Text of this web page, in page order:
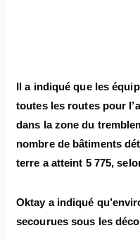
Il a indiqué que les
toutes les routes pour
dans la zone du
nombre de bâtiments
terre a atteint 5 775,
Oktay a indiqué
secourues sous les